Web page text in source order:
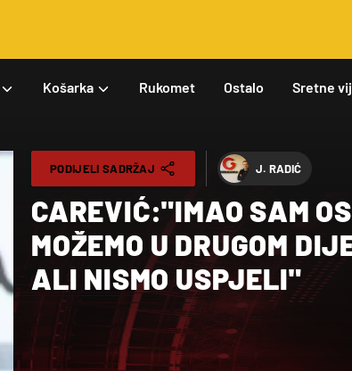
Košarka Rukomet Ostalo Sretne
PODIJELI SADRŽAJ J. RADIĆ
CAREVIĆ:"IMAO SAM
MOŽEMO U DRUGOM
ALI NISMO USPJELI"